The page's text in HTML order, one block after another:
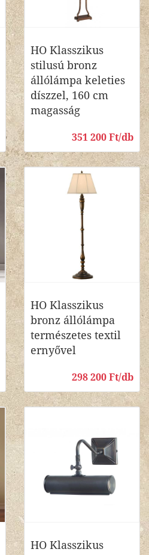
HO Klasszikus
stilusú bronz
állólámpa keleties
díszzel, 160 cm
magasság
351 200 Ft/db
HO Klasszikus
bronz állólámpa
természetes textil
ernyővel
298 200 Ft/db
HO Klasszikus